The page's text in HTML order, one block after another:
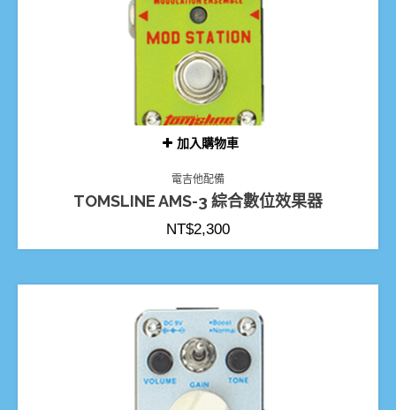
加入購物車
電吉他配備
TOMSLINE AMS-3 綜合數位效果器
NT$2,300